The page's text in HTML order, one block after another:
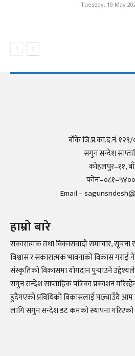
Tuesday, 19 May
बाँके जि.प्र.का.द.नं.
सगुन सन्देश
कोहलपुर–११,
Email –
हाम्रो बारे
सकारात्मक तथा विकासवादी समाचार,
विश्वास र सकारात्मक भावनाको विकास गराई
संस्कृतिको विकासमा योगदान पुर्‍याउने
सगुन सन्देश साप्ताहिक पत्रिका प्रकाशन
हुदैगएको प्रविधिको विकासलाई पछ्याउँदै
लागि सगुन सन्देश डट कमको स्थापना गरिएको